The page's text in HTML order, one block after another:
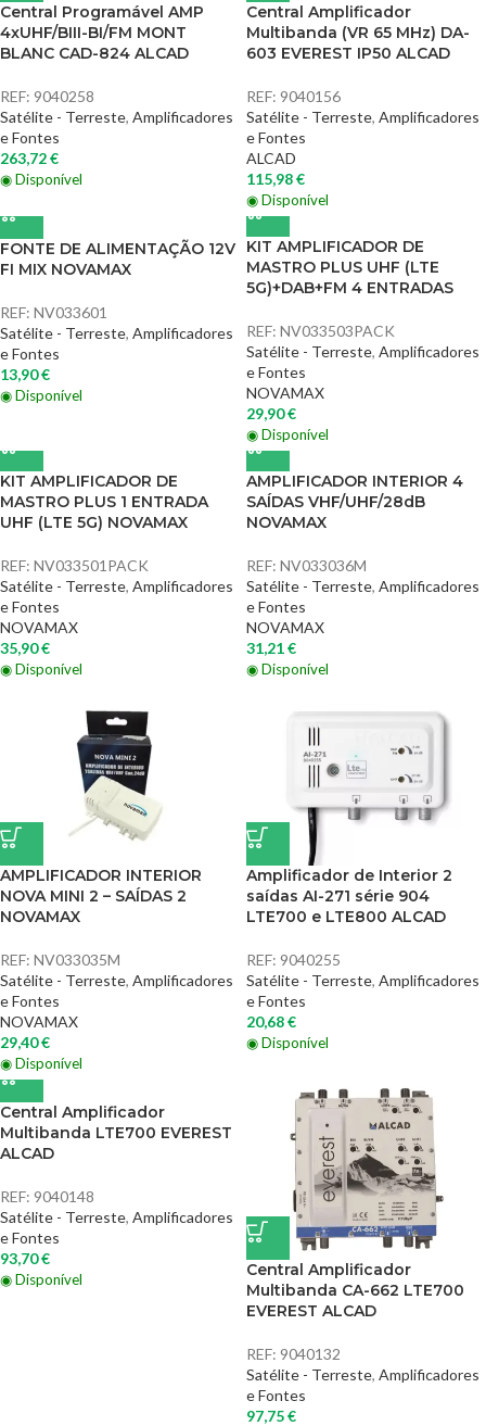
Central Programável AMP
4xUHF/BIII-BI/FM MONT
BLANC CAD-824 ALCAD
REF: 9040258
Satélite - Terreste, Amplificadores
e Fontes
263,72€
◉ Disponível
Central Amplificador
Multibanda (VR 65 MHz) DA-
603 EVEREST IP50 ALCAD
REF: 9040156
Satélite - Terreste, Amplificadores
e Fontes
ALCAD
115,98€
◉ Disponível
FONTE DE ALIMENTAÇÃO 12V
FI MIX NOVAMAX
REF: NV033601
Satélite - Terreste, Amplificadores
e Fontes
13,90€
◉ Disponível
KIT AMPLIFICADOR DE
MASTRO PLUS UHF (LTE
5G)+DAB+FM 4 ENTRADAS
REF: NV033503PACK
Satélite - Terreste, Amplificadores
e Fontes
NOVAMAX
29,90€
◉ Disponível
KIT AMPLIFICADOR DE
MASTRO PLUS 1 ENTRADA
UHF (LTE 5G) NOVAMAX
REF: NV033501PACK
Satélite - Terreste, Amplificadores
e Fontes
NOVAMAX
35,90€
◉ Disponível
AMPLIFICADOR INTERIOR 4
SAÍDAS VHF/UHF/28dB
NOVAMAX
REF: NV033036M
Satélite - Terreste, Amplificadores
e Fontes
NOVAMAX
31,21€
◉ Disponível
AMPLIFICADOR INTERIOR
NOVA MINI 2 – SAÍDAS 2
NOVAMAX
REF: NV033035M
Satélite - Terreste, Amplificadores
e Fontes
NOVAMAX
29,40€
◉ Disponível
Amplificador de Interior 2
saídas AI-271 série 904
LTE700 e LTE800 ALCAD
REF: 9040255
Satélite - Terreste, Amplificadores
e Fontes
20,68€
◉ Disponível
Central Amplificador
Multibanda LTE700 EVEREST
ALCAD
REF: 9040148
Satélite - Terreste, Amplificadores
e Fontes
93,70€
◉ Disponível
Central Amplificador
Multibanda CA-662 LTE700
EVEREST ALCAD
REF: 9040132
Satélite - Terreste, Amplificadores
e Fontes
97,75€